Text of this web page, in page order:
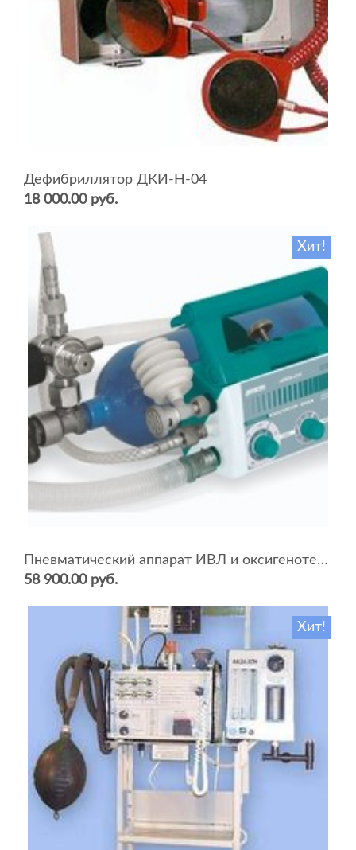
Дефибриллятор ДКИ-Н-04
18 000.00 руб.
Хит!
Пневматический аппарат ИВЛ и оксигенотерапии портативный АИВЛп-2/20-«ТМТ»
58 900.00 руб.
Хит!